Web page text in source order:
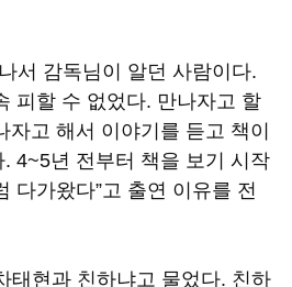
서 감독님이 알던 사람이다.
피할 수 없었다. 만나자고 할
고 해서 이야기를 듣고 책이
. 4~5년 전부터 책을 보기 시작
다가왔다”고 출연 이유를 전
태현과 친하냐고 물었다. 친하